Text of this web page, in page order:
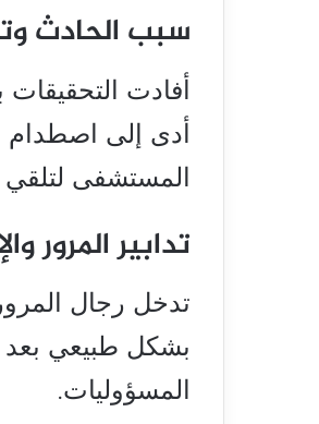
سبب الحادث
أفادت التحقيقات
المستشفى لتلقي
تدابير المرور
تدخل رجال
بشكل طبيعي بعد
المسؤوليات.